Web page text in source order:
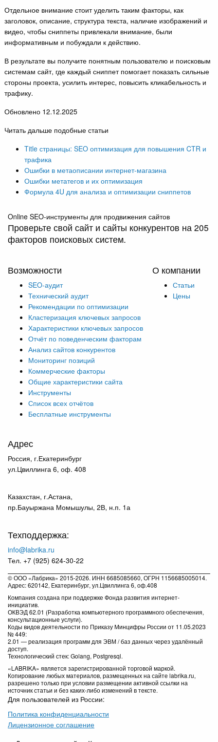
Отдельное внимание стоит уделить таким факторы, как
заголовок, описание, структура текста, наличие изображений и
видео, чтобы сниппеты привлекали внимание, были
информативным и побуждали к действию.
В результате вы получите понятным пользователю и поисковым
системам сайт, где каждый сниппет помогает показать сильные
стороны проекта, усилить интерес, повысить кликабельность и
трафику.
Обновлено 12.12.2025
Читать дальше подобные статьи
Title страницы: SEO оптимизация для повышения CTR и
трафика
Ошибки в метаописании интернет-магазина
Ошибки метатегов и их оптимизация
Формула 4U для анализа и оптимизации сниппетов
Online SEO-инструменты для продвижения сайтов
Проверьте свой сайт и сайты конкурентов на 205
факторов поисковых систем.
Возможности
SEO-аудит
Технический аудит
Рекомендации по оптимизации
Кластеризация ключевых запросов
Характеристики ключевых запросов
Отчёт по поведенческим факторам
Анализ сайтов конкурентов
Мониторинг позиций
Коммерческие факторы
Общие характеристики сайта
Инструменты
Список всех отчётов
Бесплатные инструменты
О компании
Статьи
Цены
Адрес
Россия, г.Екатеринбург
ул.Цвиллинга 6, оф. 408
Казахстан, г.Астана,
пр.Бауыржана Момышулы, 2В, н.п. 1а
Техподдержка:
info@labrika.ru
Тел. +7 (925) 624-30-22
© ООО «Лабрика» 2015-2026. ИНН 6685085660, ОГРН 1156685005014.
Адрес: 620142, Екатеринбург, ул.Цвиллинга 6, оф.408
Компания создана при поддержке Фонда развития интернет-
инициатив.
ОКВЭД 62.01 (Разработка компьютерного программного обеспечения,
консультационные услуги).
Коды видов деятельности по Приказу Минцифры России от 11.05.2023
№ 449:
2.01 — реализация программ для ЭВМ / баз данных через удалённый
доступ.
Технологический стек: Golang, Postgresql.
«LABRIKA» является зарегистрированной торговой маркой.
Копирование любых материалов, размещенных на сайте labrika.ru,
разрешено только при условии размещении активной ссылки на
источник статьи и без каких-либо изменений в тексте.
Для пользователей из России:
Политика конфиденциальности
Лицензионное соглашение